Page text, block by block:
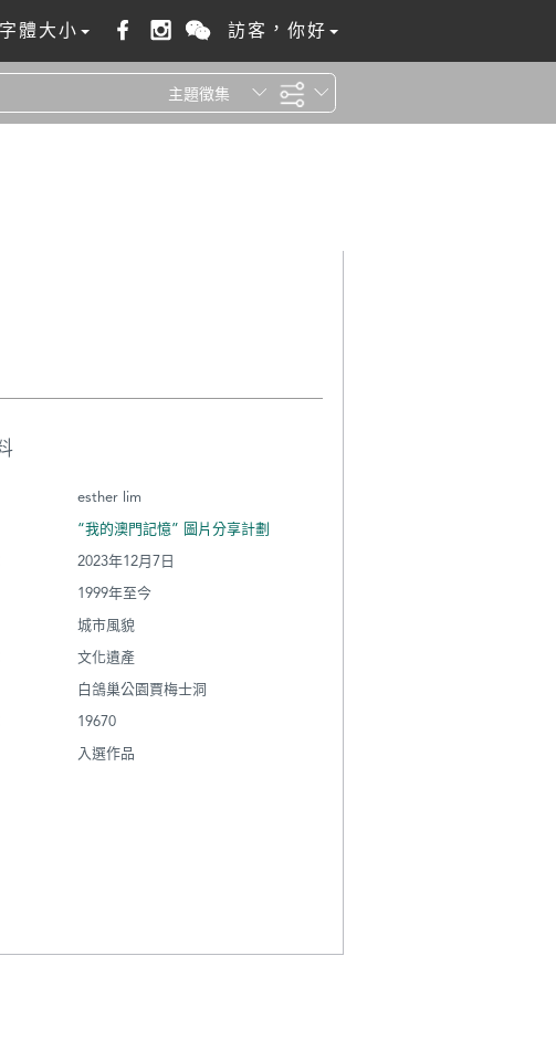
字體大小 訪客，你好
主題徵集
esther lim
“我的澳門記憶” 圖片分享計劃
2023年12月7日
1999年至今
城市風貌
文化遺產
白鴿巢公園賈梅士洞
19670
入選作品